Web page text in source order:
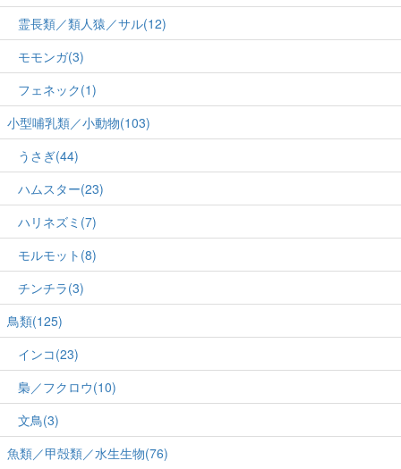
霊長類／類人猿／サル(12)
モモンガ(3)
フェネック(1)
小型哺乳類／小動物(103)
うさぎ(44)
ハムスター(23)
ハリネズミ(7)
モルモット(8)
チンチラ(3)
鳥類(125)
インコ(23)
梟／フクロウ(10)
文鳥(3)
魚類／甲殻類／水生生物(76)